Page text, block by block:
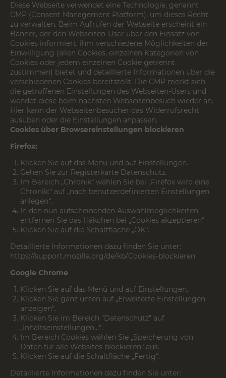
Diese Webseite verwendet eine Technologie, genannt
CMP (Consent Management Platform), um dieses Recht
zu verwalten. Beim Aufrufen der Webseite erscheint ein
Banner, der den Webseiten-User über den Einsatz von
Cookies informiert, ihm verschiedene Möglichkeiten der
Einwilligung (allen Cookies, einzelnen Kategorien von
Cookies oder jedem einzelnen Cookie getrennt
zustimmen) bietet und detaillierte Informationen über die
verschiedenen Cookies bereitstellt. Die CMP merkt sich
die getroffenen Einstellungen des Webseiten-Users und
wendet diese beim nächsten Webseitenbesuch wieder an.
Hier kann der Webseitenbesucher das Widerrufsrecht
ausüben oder die Einstellungen anpassen.
Cookies über Browsereinstellungen blockieren
Firefox:
Klicken Sie auf das Menü und auf Einstellungen.
Gehen Sie zur Registerkarte Datenschutz.
Im Bereich „Chronik“ wählen Sie bei „Firefox wird eine
Chronik:“ auf „nach benutzerdefinierten Einstellungen
anlegen“.
In den nun aufscheinenden Auswahlmöglichkeiten
entfernen Sie das Häkchen bei „Cookies akzeptieren“
Klicken Sie auf die Schaltfläche „OK“.
Detaillierte Informationen dazu finden Sie unter:
https://support.mozilla.org/de/kb/Cookies-blockieren
Google Chrome
Klicken Sie auf das Menü und auf Einstellungen.
Klicken Sie ganz unten auf „Erweiterte Einstellungen
anzeigen“.
Klicken Sie im Bereich "Datenschutz" auf
„Inhaltseinstellungen…“.
Im Bereich Cookies wählen Sie „Speicherung von
Daten für alle Websites blockieren“ aus.
Klicken Sie auf die Schaltfläche „Fertig“.
Detaillierte Informationen dazu finden Sie unter: